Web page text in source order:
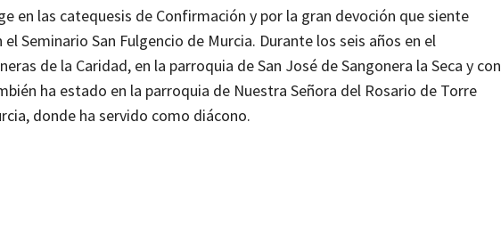
en las catequesis de Confirmación y por la gran devoción que siente
Seminario San Fulgencio de Murcia. Durante los seis años en el
de la Caridad, en la parroquia de San José de Sangonera la Seca y con
ha estado en la parroquia de Nuestra Señora del Rosario de Torre
donde ha servido como diácono.